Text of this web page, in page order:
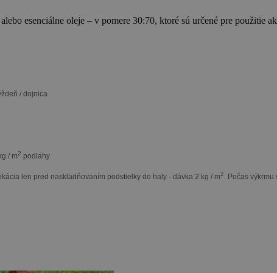
esenciálne oleje – v pomere 30:70, ktoré sú určené pre použitie
/ dojnica
/ m2 podlahy
len pred naskladňovaním podstielky do haly - dávka 2 kg / m2. Počas